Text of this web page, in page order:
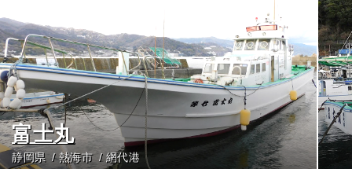
富士丸
静岡県 熱海市 網代港